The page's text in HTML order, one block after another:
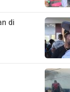
di